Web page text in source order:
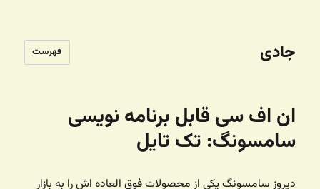
جادی فهرست
ان اف سی قابل برنامه نویسی
سامسونگ: تک تایل
دیروز سامسونگ یکی از محصولات فوق العاده اش را به بازار